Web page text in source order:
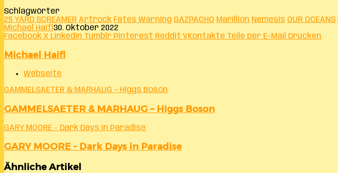
Schlagwörter
25 YARD SCREAMER Artrock Fates Warning GAZPACHO Marillion Nemesis OUR OCEANS
Michael Haifl 30. Oktober 2022
Facebook X LinkedIn Tumblr Pinterest Reddit VKontakte Teile per E-Mail Drucken
Michael Haifl
Webseite
GAMMELSAETER & MARHAUG – Higgs Boson
GAMMELSAETER & MARHAUG – Higgs Boson
GARY MOORE - Dark Days in Paradise
GARY MOORE - Dark Days in Paradise
Ähnliche Artikel